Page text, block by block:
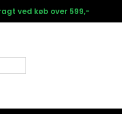
ved køb over 599,-